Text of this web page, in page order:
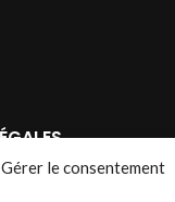
Gérer le consentement